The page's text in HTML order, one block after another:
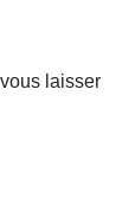
laisser